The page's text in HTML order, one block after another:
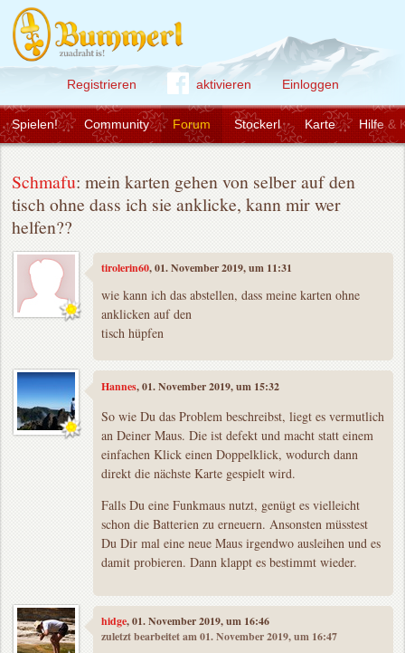
Registrieren aktivieren Einloggen
Community Forum Stockerl Karte Hilfe &
Spielen!
Schmafu: mein karten gehen von selber auf den
tisch ohne dass ich sie anklicke, kann mir wer
helfen??
tirolerin60, 01. November 2019, um 11:31
wie kann ich das abstellen, dass meine karten ohne
anklicken auf den
tisch hüpfen
Hannes, 01. November 2019, um 15:32
So wie Du das Problem beschreibst, liegt es vermutlich
an Deiner Maus. Die ist defekt und macht statt einem
einfachen Klick einen Doppelklick, wodurch dann
direkt die nächste Karte gespielt wird.
Falls Du eine Funkmaus nutzt, genügt es vielleicht
schon die Batterien zu erneuern. Ansonsten müsstest
Du Dir mal eine neue Maus irgendwo ausleihen und es
damit probieren. Dann klappt es bestimmt wieder.
hidge, 01. November 2019, um 16:46
zuletzt bearbeitet am 01. November 2019, um 16:47